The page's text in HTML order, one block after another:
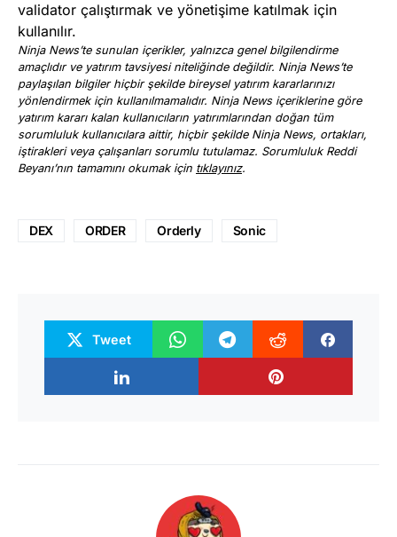
validator çalıştırmak ve yönetişime katılmak için
kullanılır.
Ninja News’te sunulan içerikler, yalnızca genel bilgilendirme
amaçlıdır ve yatırım tavsiyesi niteliğinde değildir. Ninja News’te
paylaşılan bilgiler hiçbir şekilde bireysel yatırım kararlarınızı
yönlendirmek için kullanılmamalıdır. Ninja News içeriklerine göre
yatırım kararı kalan kullanıcıların yatırımlarından doğan tüm
sorumluluk kullanıcılara aittir, hiçbir şekilde Ninja News, ortakları,
iştirakleri veya çalışanları sorumlu tutulamaz. Sorumluluk Reddi
Beyanı’nın tamamını okumak için tıklayınız.
DEX ORDER Orderly Sonic
Tweet